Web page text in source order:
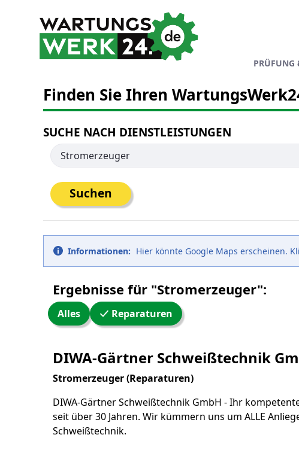
PRÜFUNG
Finden Sie Ihren
SUCHE NACH DIENSTLEISTUNGEN
Suchen
Informationen: Hier könnte Google Maps erscheinen.
Ergebnisse für "Stromerzeuger":
Alles Reparaturen
DIWA-Gärtner Schweißtechnik
Stromerzeuger (Reparaturen)
DIWA-Gärtner Schweißtechnik GmbH - Ihr
seit über 30 Jahren. Wir kümmern uns um ALLE
Schweißtechnik.